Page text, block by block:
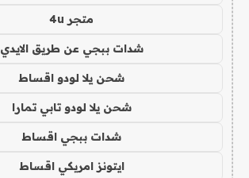
متجر 4u
شدات ببجي عن طريق الايدي
شحن يلا لودو اقساط
شحن يلا لودو تابي تمارا
شدات ببجي اقساط
ايتونز امريكي اقساط